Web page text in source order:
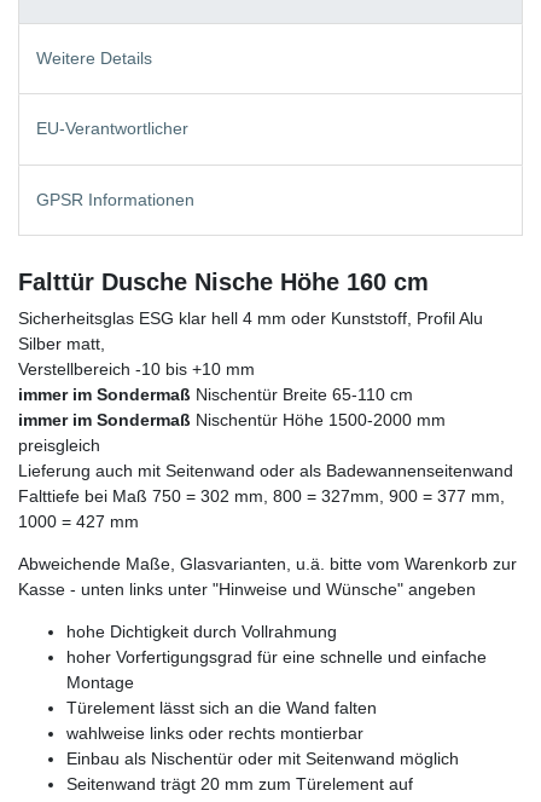
Weitere Details
EU-Verantwortlicher
GPSR Informationen
Falttür Dusche Nische Höhe 160 cm
Sicherheitsglas ESG klar hell 4 mm oder Kunststoff, Profil Alu
Silber matt,
Verstellbereich -10 bis +10 mm
immer im Sondermaß Nischentür Breite 65-110 cm
immer im Sondermaß Nischentür Höhe 1500-2000 mm
preisgleich
Lieferung auch mit Seitenwand oder als Badewannenseitenwand
Falttiefe bei Maß 750 = 302 mm, 800 = 327mm, 900 = 377 mm,
1000 = 427 mm
Abweichende Maße, Glasvarianten, u.ä. bitte vom Warenkorb zur
Kasse - unten links unter "Hinweise und Wünsche" angeben
hohe Dichtigkeit durch Vollrahmung
hoher Vorfertigungsgrad für eine schnelle und einfache
Montage
Türelement lässt sich an die Wand falten
wahlweise links oder rechts montierbar
Einbau als Nischentür oder mit Seitenwand möglich
Seitenwand trägt 20 mm zum Türelement auf